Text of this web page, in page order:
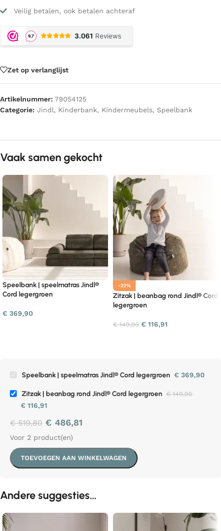
Veilig betalen, ook betalen achteraf
Zet op verlanglijst
Artikelnummer: 79054125
Categorie: Jindl, Kinderbank, Kindermeubels, Speelbank
Vaak samen gekocht
Speelbank | speelmatras Jindl®
Cord legergroen
€ 369,90
-22%
Zitzak | beanbag rond Jindl® Cord
legergroen
€149,90 € 116,91
Speelbank | speelmatras Jindl® Cord legergroen € 369,90
Zitzak | beanbag rond Jindl® Cord legergroen €149,90
€ 116,91
€519,80 € 486,81
Voor 2 product(en)
TOEVOEGEN AAN WINKELWAGEN
Andere suggesties…